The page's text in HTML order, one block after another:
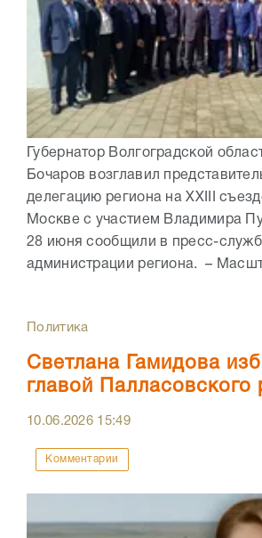
Губернатор Волгоградской
Бочаров возглавил
делегацию региона на XXIII
Москве с участием Владимира
28 июня сообщили в пресс-
администрации региона. –
Политика
Светлана Гамидова
главой Палласовского
10.06.2026 15:49
Комментарии